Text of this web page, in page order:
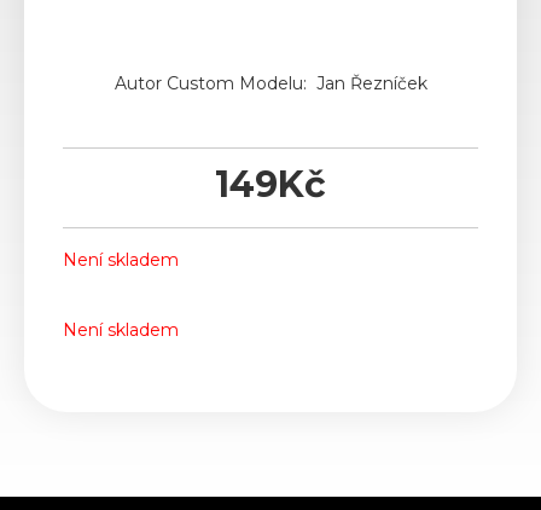
Autor Custom Modelu: Jan Řezníček
149Kč
Není skladem
Není skladem